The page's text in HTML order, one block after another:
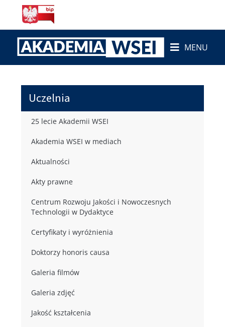
MENU
Uczelnia
25 lecie Akademii WSEI
Akademia WSEI w mediach
Aktualności
Akty prawne
Centrum Rozwoju Jakości i Nowoczesnych
Technologii w Dydaktyce
Certyfikaty i wyróżnienia
Doktorzy honoris causa
Galeria filmów
Galeria zdjęć
Jakość kształcenia